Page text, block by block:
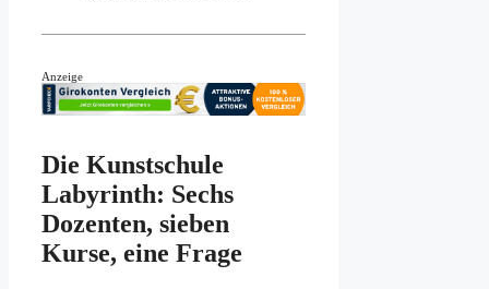
Anzeige
Die Kunstschule
Labyrinth: Sechs
Dozenten, sieben
Kurse, eine Frage